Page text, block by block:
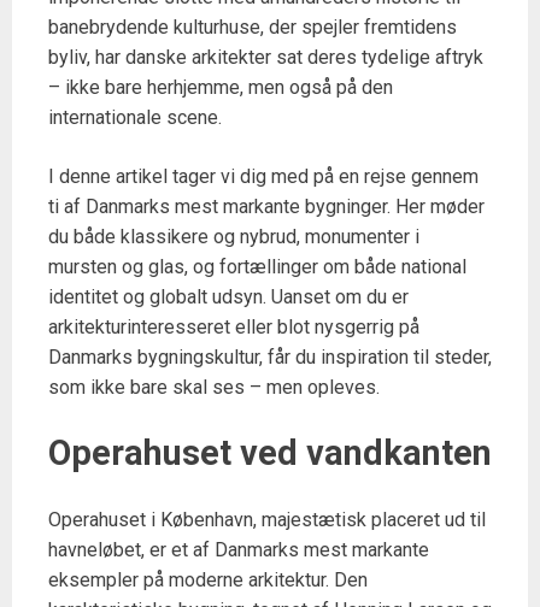
banebrydende kulturhuse, der spejler fremtidens
byliv, har danske arkitekter sat deres tydelige aftryk
– ikke bare herhjemme, men også på den
internationale scene.
I denne artikel tager vi dig med på en rejse gennem
ti af Danmarks mest markante bygninger. Her møder
du både klassikere og nybrud, monumenter i
mursten og glas, og fortællinger om både national
identitet og globalt udsyn. Uanset om du er
arkitekturinteresseret eller blot nysgerrig på
Danmarks bygningskultur, får du inspiration til steder,
som ikke bare skal ses – men opleves.
Operahuset ved vandkanten
Operahuset i København, majestætisk placeret ud til
havneløbet, er et af Danmarks mest markante
eksempler på moderne arkitektur. Den